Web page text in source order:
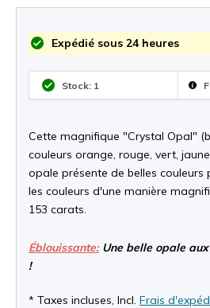
Expédié sous 24 heures
Stock: 1
Cette magnifique "Crystal Opal"
couleurs orange, rouge, vert,
opale présente de belles couleurs
les couleurs d'une manière
153 carats.
Éblouissante:Une belle opale
!
* Taxes incluses, Incl. Frais